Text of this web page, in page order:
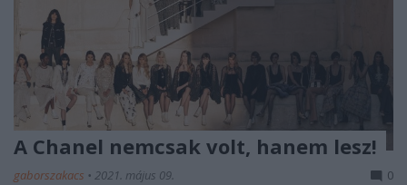
A Chanel nemcsak volt, hanem lesz!
gaborszakacs • 2021. május 09. 0